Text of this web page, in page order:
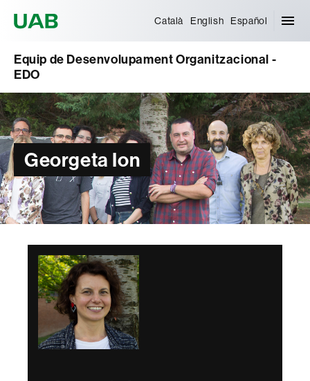
Català English Español
Equip de Desenvolupament Organitzacional -
EDO
Georgeta Ion